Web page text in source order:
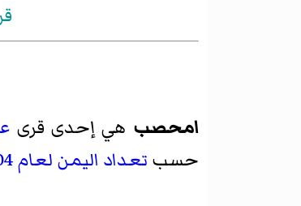
امحصب هي إحدى قرى
حسب تعداد اليمن لعام 2004